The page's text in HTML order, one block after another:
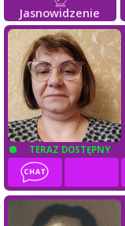
Jasnowidzenie
TERAZ DOSTĘPNY